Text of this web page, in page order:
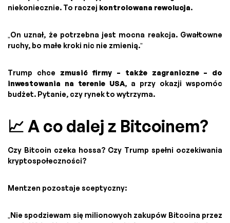
niekoniecznie. To raczej kontrolowana rewolucja.
„On uznał, że potrzebna jest mocna reakcja. Gwałtowne
ruchy, bo małe kroki nic nie zmienią.”
Trump chce zmusić firmy – także zagraniczne – do
inwestowania na terenie USA, a przy okazji wspomóc
budżet. Pytanie, czy rynek to wytrzyma.
📈 A co dalej z Bitcoinem?
Czy Bitcoin czeka hossa? Czy Trump spełni oczekiwania
kryptospołeczności?
Mentzen pozostaje sceptyczny:
„Nie spodziewam się milionowych zakupów Bitcoina przez